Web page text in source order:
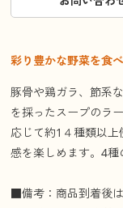
彩り豊かな野菜を食
豚骨や鶏ガラ、節系
を採ったスープのラ
応じて約1４種類以
感を楽しめます。4種
■備考：商品到着後